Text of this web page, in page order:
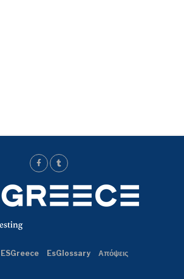
ESGreece EsGlossary Απόψεις